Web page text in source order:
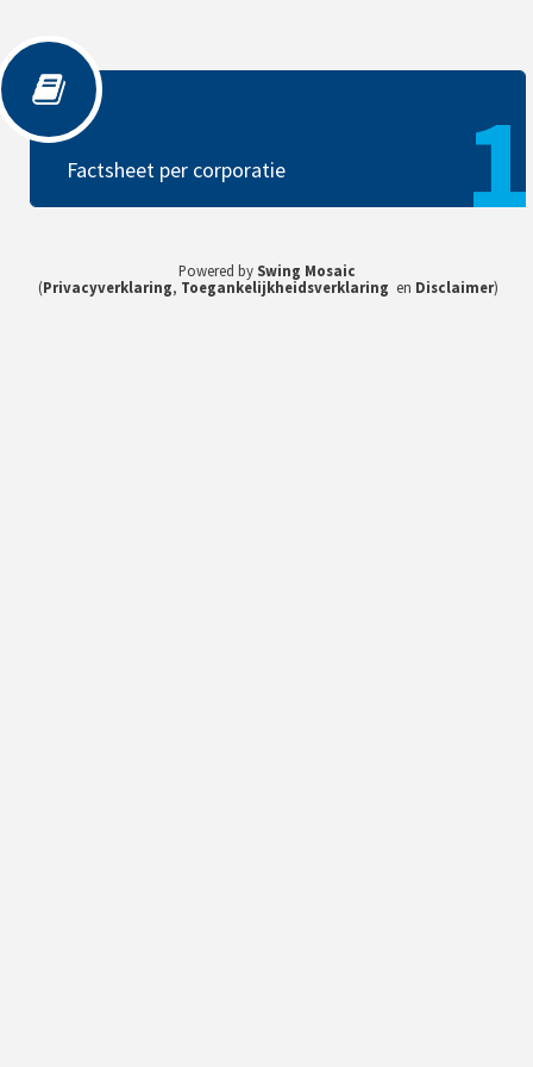
Factsheet per corporatie
Factsheet per corporatie 1
Powered by Swing Mosaic
(Privacyverklaring, Toegankelijkheidsverklaring en Disclaimer)